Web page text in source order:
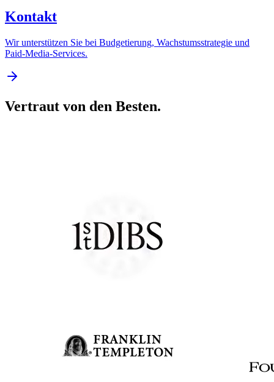
Kontakt
Wir unterstützen Sie bei Budgetierung, Wachstumsstrategie und
Paid-Media-Services.
Vertraut von den Besten.